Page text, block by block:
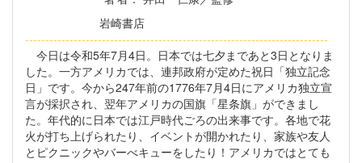
岩崎書店
---------------------------------------------------------------------------
今日は令和5年7月4日。日本では七夕まであと3日となりま
した。一方アメリカでは、連邦政府が定めた祝日「独立記念
日」です。今から247年前の1776年7月4日にアメリカ独立宣
言が採択され、翌年アメリカの国旗「星条旗」ができまし
た。年代的に日本では江戸時代ごろの出来事です。各地で花
火が打ち上げられたり、イベントが開かれたり、家族や友人
とピクニックやバーべキューをしたり！アメリカではとても